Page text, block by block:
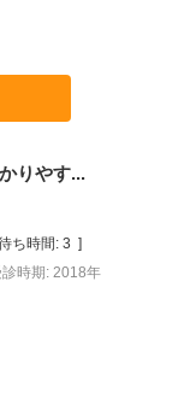
りやす...
ち時間: 3 ]
診時期: 2018年